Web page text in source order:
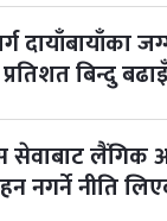
दायाँबायाँका
बिन्दु
सेवाबाट लैंगिक
नगर्ने नीति